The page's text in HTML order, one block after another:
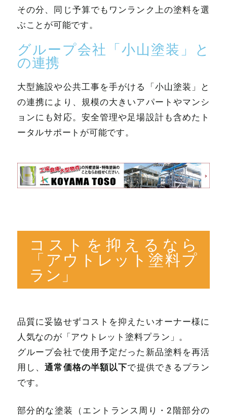
その分、同じ予算でもワンランク上の塗料を選
ぶことが可能です。
グループ会社「小山塗装」と
の連携
大型施設や公共工事を手がける「小山塗装」と
の連携により、規模の大きいアパートやマンシ
ョンにも対応。安全管理や足場設計も含めたト
ータルサポートが可能です。
コストを抑えるなら
「アウトレット塗料プ
ラン」
品質に妥協せずコストを抑えたいオーナー様に
人気なのが「アウトレット塗料プラン」。
グループ会社で使用予定だった新品塗料を再活
用し、通常価格の半額以下で提供できるプラン
です。
部分的な塗装（エントランス周り・2階部分の